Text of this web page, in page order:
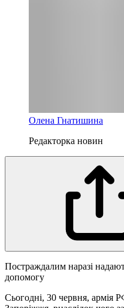
Олена Гнатишина
Редакторка новин
Постраждалим наразі
допомогу
Сьогодні, 30 червня, армія